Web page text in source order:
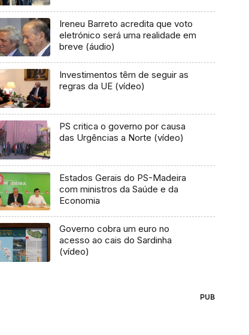
Ireneu Barreto acredita que voto
eletrónico será uma realidade em
breve (áudio)
Investimentos têm de seguir as
regras da UE (vídeo)
PS critica o governo por causa
das Urgências a Norte (vídeo)
Estados Gerais do PS-Madeira
com ministros da Saúde e da
Economia
Governo cobra um euro no
acesso ao cais do Sardinha
(vídeo)
PUB